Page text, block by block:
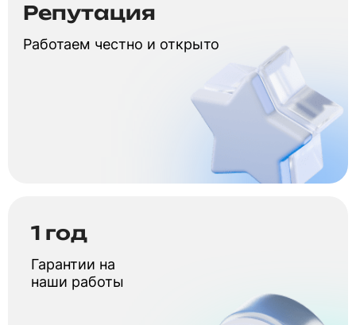
Репутация
Работаем честно и открыто
1 год
Гарантии на
наши работы